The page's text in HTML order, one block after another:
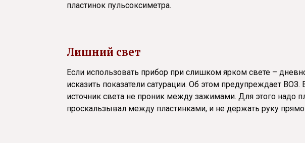
пластинок пульсоксиметра.
Лишний свет
Если использовать прибор при слишком ярком свете –
исказить показатели сатурации. Об этом предупреждает
источник света не проник между зажимами. Для этого надо
проскальзывал между пластинками, и не держать руку прямо